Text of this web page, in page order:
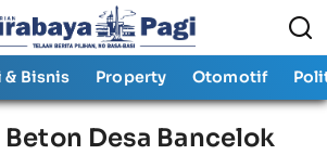
& Bisnis Property Otomotif
Desa Bancelok